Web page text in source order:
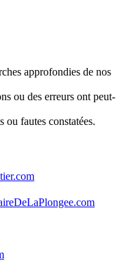
approfondies de nos
ou des erreurs ont peut-
ou fautes constatées.